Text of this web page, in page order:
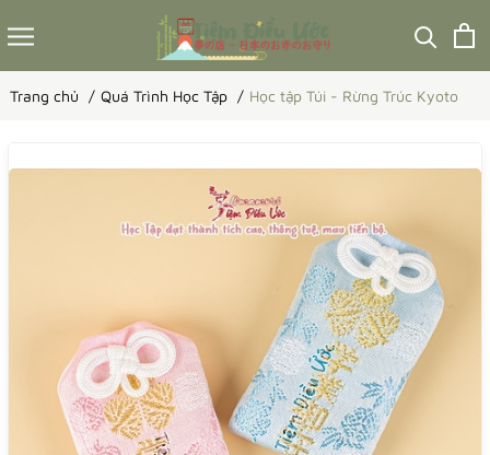
Trang chủ Quá Trình Học Tập Học tập Túi - Rừng Trúc Kyoto